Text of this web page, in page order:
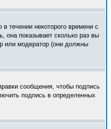
течении некоторого времени с
она показывает сколько раз вы
или модератор (они должны
сообщения, чтобы подпись
подпись в определенных